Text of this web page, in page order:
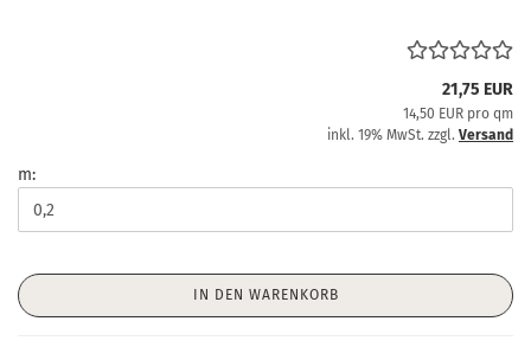
21,75 EUR
14,50 EUR pro qm
inkl. 19% MwSt. zzgl. Versand
m:
IN DEN WARENKORB